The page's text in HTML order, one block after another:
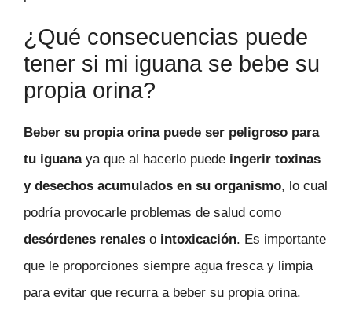
¿Qué consecuencias puede
tener si mi iguana se bebe su
propia orina?
Beber su propia orina puede ser peligroso para
tu iguanaya que al hacerlo puede ingerir toxinas
y desechos acumulados en su organismo, lo cual
podría provocarle problemas de salud como
desórdenes renales o intoxicación. Es importante
que le proporciones siempre agua fresca y limpia
para evitar que recurra a beber su propia orina.